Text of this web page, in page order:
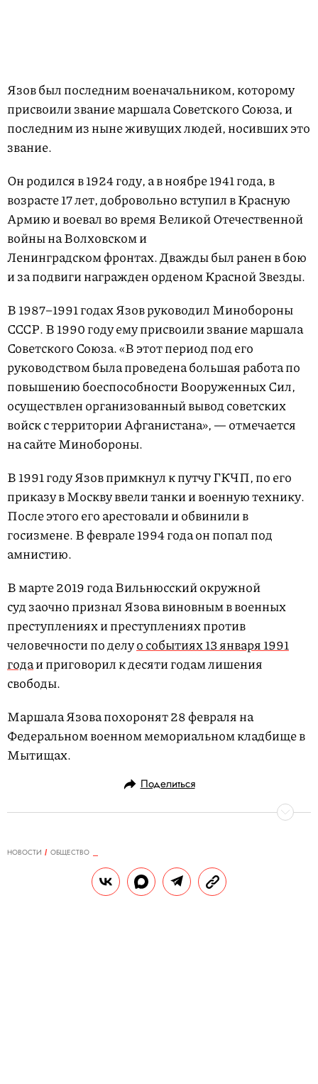
Язов был последним военачальником, которому
присвоили звание маршала Советского Союза, и
последним из ныне живущих людей, носивших это
звание.
Он родился в 1924 году, а в ноябре 1941 года, в
возрасте 17 лет, добровольно вступил в Красную
Армию и воевал во время Великой Отечественной
войны на Волховском и
Ленинградском фронтах. Дважды был ранен в бою
и за подвиги награжден орденом Красной Звезды.
В 1987–1991 годах Язов руководил Минобороны
СССР. В 1990 году ему присвоили звание маршала
Советского Союза. «В этот период под его
руководством была проведена большая работа по
повышению боеспособности Вооруженных Сил,
осуществлен организованный вывод советских
войск с территории Афганистана», — отмечается
на сайте Минобороны.
В 1991 году Язов примкнул к путчу ГКЧП, по его
приказу в Москву ввели танки и военную технику.
После этого его арестовали и обвинили в
госизмене. В феврале 1994 года он попал под
амнистию.
В марте 2019 года Вильнюсский окружной
суд заочно признал Язова виновным в военных
преступлениях и преступлениях против
человечности по делуо событиях 13 января 1991
годаи приговорил к десяти годам лишения
свободы.
Маршала Язова похоронят 28 февраля на
Федеральном военном мемориальном кладбище в
Мытищах.
Поделиться
НОВОСТИ
ОБЩЕСТВО
ОБНОВЛЕНО 15.02.2026, 09:56
Суд присяжных признал Харви